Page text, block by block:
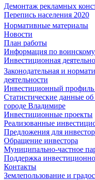
Демонтаж рекламных
Перепись населения 2020
Нормативные материалы
Новости
План работы
Информация по воинскому
Инвестиционная
Законодательная и
деятельности
Инвестиционный профиль
Статистические данные
городе Владимире
Инвестиционные проекты
Реализованные
Предложения для
Обращение инвестора
Муниципально-частное
Поддержка
Контакты
Землепользование и